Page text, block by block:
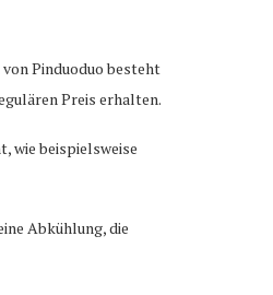
Pinduoduo besteht
Preis erhalten.
wie beispielsweise
Abkühlung, die